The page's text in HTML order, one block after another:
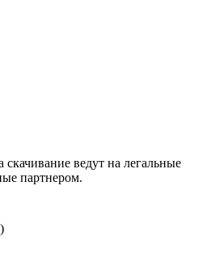
ведут на легальные
партнером.